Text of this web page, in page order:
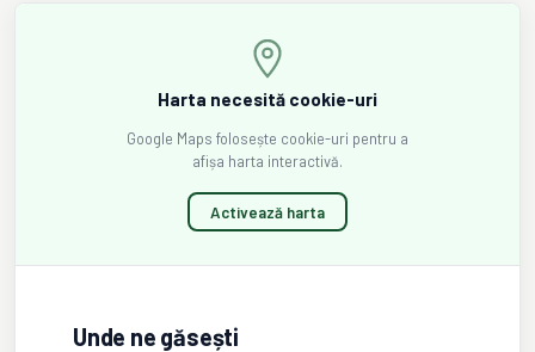
Harta necesită cookie-uri
Google Maps folosește cookie-uri pentru a
afișa harta interactivă.
Activează harta
Unde ne găsești